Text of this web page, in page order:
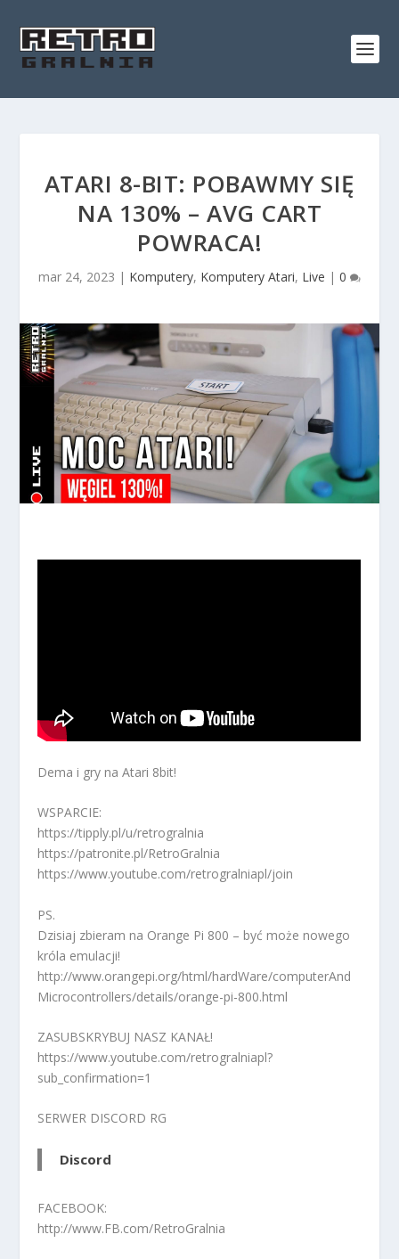
ATARI 8-BIT: POBAWMY SIĘ
NA 130% – AVG CART
POWRACA!
mar 24, 2023 | Komputery, Komputery Atari, Live | 0
Dema i gry na Atari 8bit!
WSPARCIE:
https://tipply.pl/u/retrogralnia
https://patronite.pl/RetroGralnia
https://www.youtube.com/retrogralniapl/join
PS.
Dzisiaj zbieram na Orange Pi 800 – być może nowego
króla emulacji!
http://www.orangepi.org/html/hardWare/computerAnd
Microcontrollers/details/orange-pi-800.html
ZASUBSKRYBUJ NASZ KANAŁ!
https://www.youtube.com/retrogralniapl?
sub_confirmation=1
SERWER DISCORD RG
Discord
FACEBOOK:
http://www.FB.com/RetroGralnia